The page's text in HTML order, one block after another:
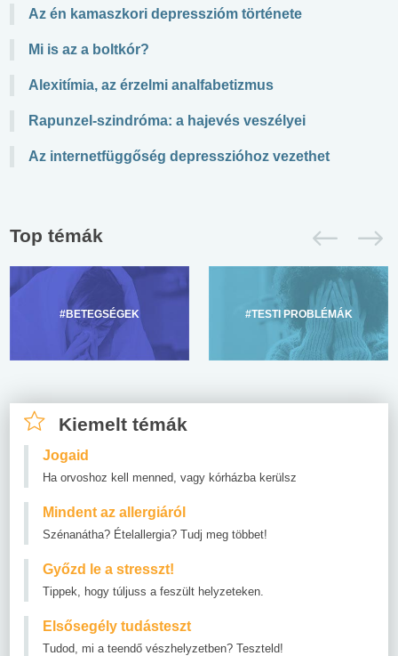
Az én kamaszkori depresszióm története
Mi is az a boltkór?
Alexitímia, az érzelmi analfabetizmus
Rapunzel-szindróma: a hajevés veszélyei
Az internetfüggőség depresszióhoz vezethet
Top témák
#BETEGSÉGEK #TESTI PROBLÉMÁK
Kiemelt témák
Jogaid
Ha orvoshoz kell menned, vagy kórházba kerülsz
Mindent az allergiáról
Szénanátha? Ételallergia? Tudj meg többet!
Győzd le a stresszt!
Tippek, hogy túljuss a feszült helyzeteken.
Elsősegély tudásteszt
Tudod, mi a teendő vészhelyzetben? Teszteld!